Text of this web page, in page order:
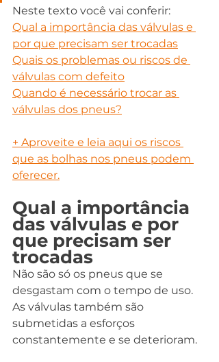
Neste texto você vai conferir:
Qual a importância das válvulas e
por que precisam ser trocadas
Quais os problemas ou riscos de
válvulas com defeito
Quando é necessário trocar as
válvulas dos pneus?
+ Aproveite e leia aqui os riscos
que as bolhas nos pneus podem
oferecer.
Qual a importância
das válvulas e por
que precisam ser
trocadas
Não são só os pneus que se
desgastam com o tempo de uso.
As válvulas também são
submetidas a esforços
constantemente e se deterioram.